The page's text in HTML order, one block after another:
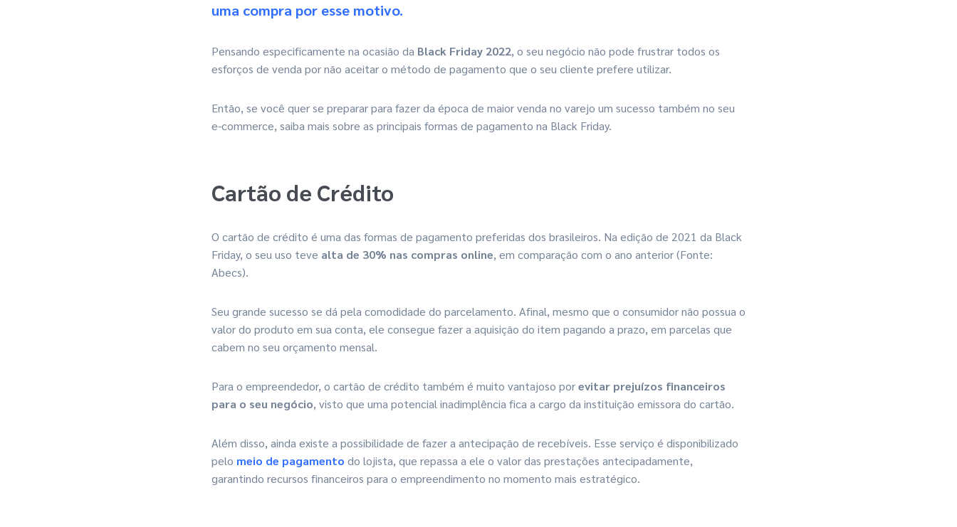
uma compra por esse motivo.
Pensando especificamente na ocasião da Black Friday 2022, o seu negócio não pode frustrar todos os
esforços de venda por não aceitar o método de pagamento que o seu cliente prefere utilizar.
Então, se você quer se preparar para fazer da época de maior venda no varejo um sucesso também no seu
e-commerce, saiba mais sobre as principais formas de pagamento na Black Friday.
Cartão de Crédito
O cartão de crédito é uma das formas de pagamento preferidas dos brasileiros. Na edição de 2021 da Black
Friday, o seu uso teve alta de 30% nas compras online, em comparação com o ano anterior (Fonte:
Abecs).
Seu grande sucesso se dá pela comodidade do parcelamento. Afinal, mesmo que o consumidor não possua o
valor do produto em sua conta, ele consegue fazer a aquisição do item pagando a prazo, em parcelas que
cabem no seu orçamento mensal.
Para o empreendedor, o cartão de crédito também é muito vantajoso porevitar prejuízos financeiros
para o seu negócio, visto que uma potencial inadimplência fica a cargo da instituição emissora do cartão.
Além disso, ainda existe a possibilidade de fazer a antecipação de recebíveis. Esse serviço é disponibilizado
pelo meio de pagamento do lojista, que repassa a ele o valor das prestações antecipadamente,
garantindo recursos financeiros para o empreendimento no momento mais estratégico.